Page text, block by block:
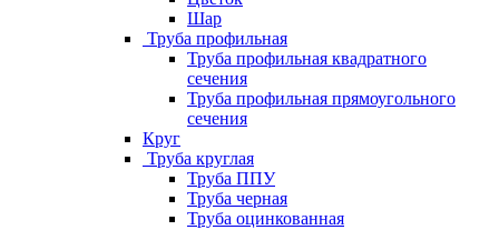
Шар
Труба профильная
Труба профильная квадратного
сечения
Труба профильная прямоугольного
сечения
Круг
Труба круглая
Труба ППУ
Труба черная
Труба оцинкованная